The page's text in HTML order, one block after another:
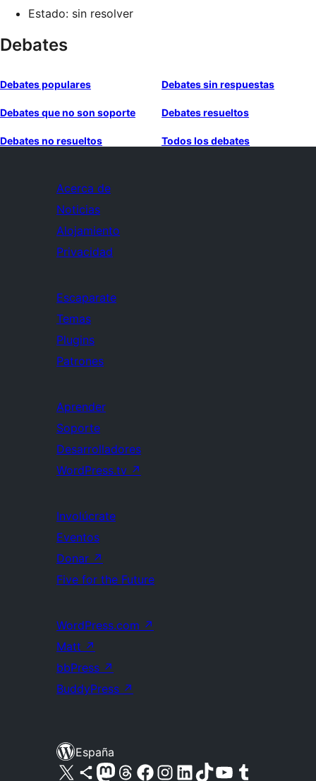
Estado: sin resolver
Debates
Debates populares Debates sin respuestas
Debates que no son soporte Debates resueltos
Debates no resueltos Todos los debates
Acerca de
Noticias
Alojamiento
Privacidad
Escaparate
Temas
Plugins
Patrones
Aprender
Soporte
Desarrolladores
WordPress.tv ↗
Involúcrate
Eventos
Donar ↗
Five for the Future
WordPress.com ↗
Matt ↗
bbPress ↗
BuddyPress ↗
España
Visita nuestra cuenta de X (anteriormente Twitter)
Visita nuestra cuenta de Bluesky
Visita nuestra cuenta de Mastodon
Visita nuestra cuenta de Threads
Visita nuestra página de Facebook
Visita nuestra cuenta de Instagram
Visita nuestra cuenta de LinkedIn
Visita nuestra cuenta de TikTok
Visita nuestro canal de YouTube
Visita nuestra cuenta de Tumblr